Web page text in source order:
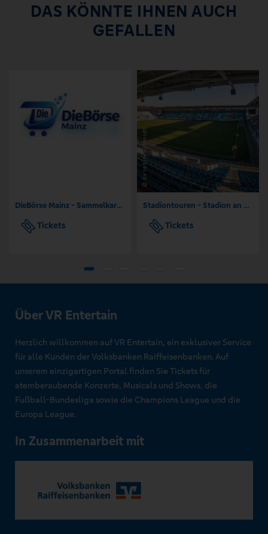
DAS KÖNNTE IHNEN AUCH
GEFALLEN
DieBörse Mainz - Sammelkarten Börse TCG
Tickets
Stadiontouren - Stadion an der Gellertstraße Chemnitz
Tickets
Über VR Entertain
Herzlich willkommen auf VR Entertain, ein exklusiver Service
für alle Kunden der Volksbanken Raiffeisenbanken. Auf
unserem einzigartigen Portal finden Sie Tickets für
atemberaubende Konzerte, Musicals und Shows, die
Fußball-Bundesliga sowie die Champions League und die
Europa League.
In Zusammenarbeit mit